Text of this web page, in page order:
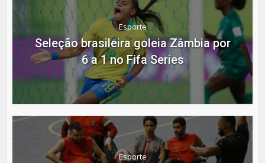
Esporte
Seleção brasileira goleia Zâmbia por
6 a 1 no Fifa Series
Esporte